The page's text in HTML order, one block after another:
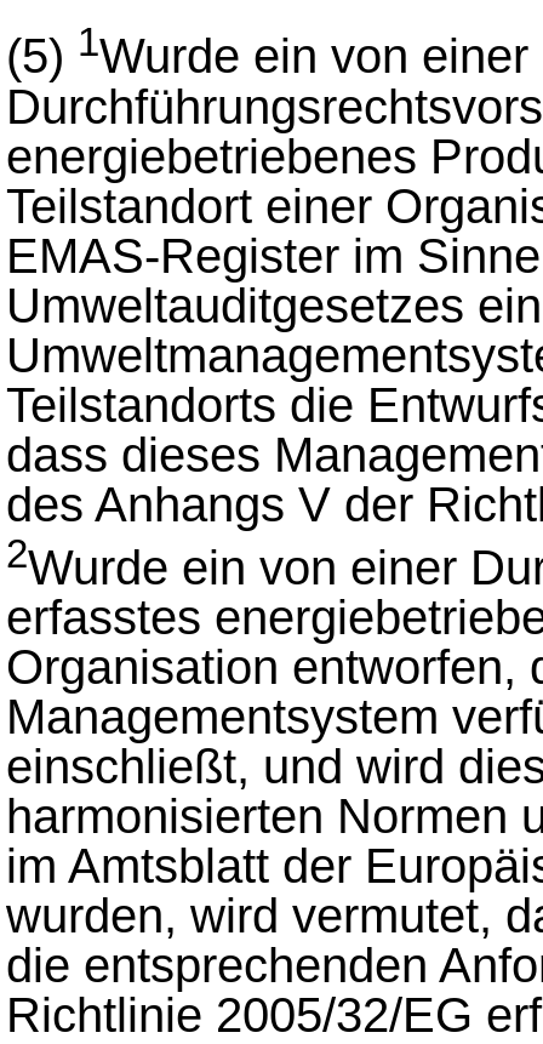
(5) 1Wurde ein von einer
energiebetriebenes
Teilstandort einer
EMAS-Register im
Umweltauditgesetzes
Teilstandorts die
dass dieses
des Anhangs V der
2Wurde ein von einer
erfasstes
Organisation entworfen,
Managementsystem
einschließt, und wird
harmonisierten Normen
im Amtsblatt der
wurden, wird vermutet,
die entsprechenden
Richtlinie 2005/32/EG